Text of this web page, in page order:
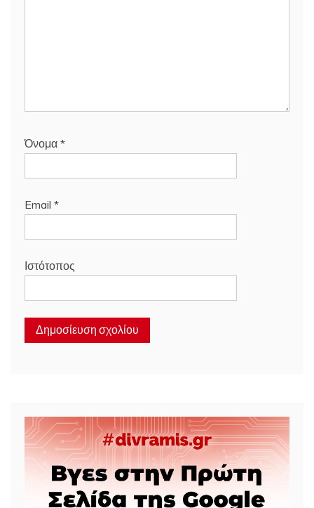
Όνομα *
Email *
Ιστότοπος